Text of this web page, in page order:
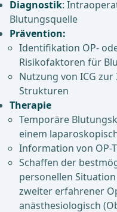
Diagnostik:
Blutungsquelle
Prävention:
Identifikation OP-
Risikofaktoren für
Nutzung von ICG
Strukturen
Therapie
Temporäre
einem
Information von OP-
Schaffen der
personellen
zweiter erfahrener
anästhesiologisch